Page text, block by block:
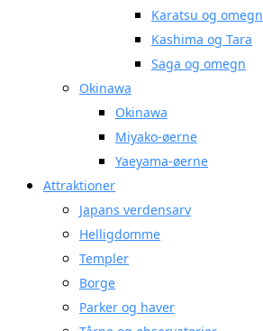
Karatsu og omegn
Kashima og Tara
Saga og omegn
Okinawa
Okinawa
Miyako-øerne
Yaeyama-øerne
Attraktioner
Japans verdensarv
Helligdomme
Templer
Borge
Parker og haver